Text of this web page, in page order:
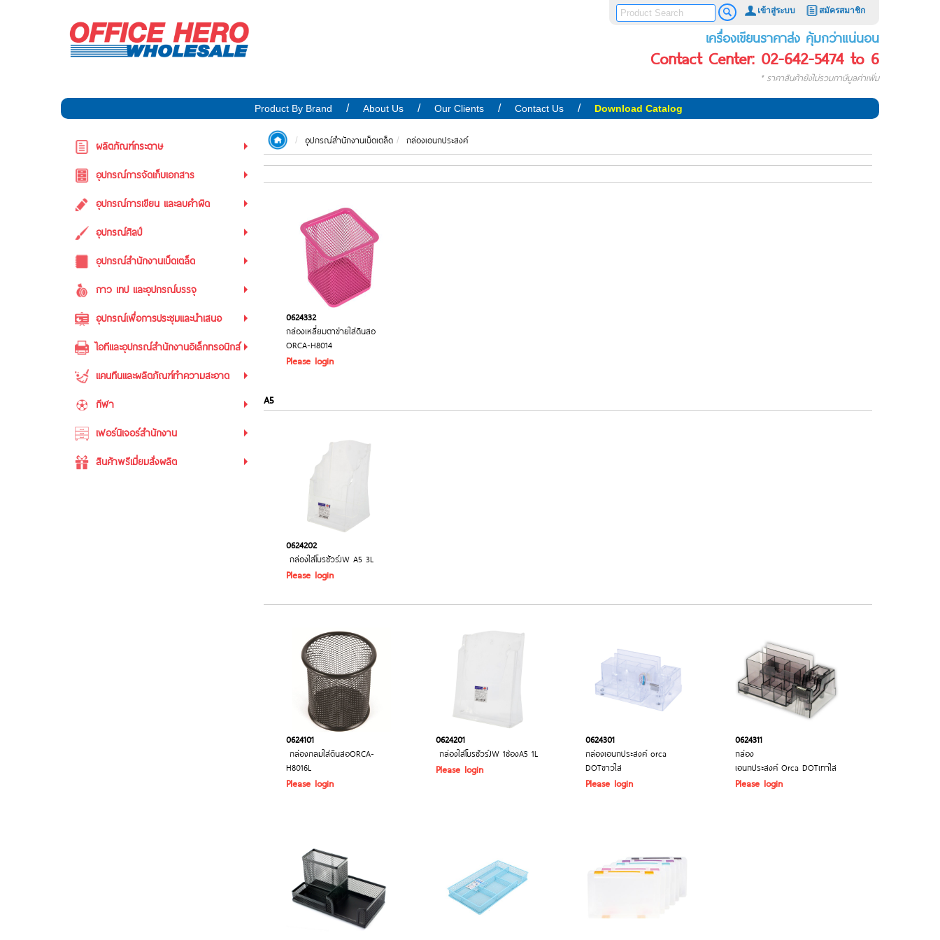
เข้าสู่ระบบ สมัครสมาชิก
เครื่องเขียนราคาส่ง คุ้มกว่าแน่นอน
Contact Center: 02-642-5474 to 6
* ราคาสินค้ายังไม่รวมภาษีมูลค่าเพิ่ม
Product By Brand About Us Our Clients Contact Us Download Catalog
ผลิตภัณฑ์กระดาษ
อุปกรณ์การจัดเก็บเอกสาร
อุปกรณ์การเขียน และลบคำผิด
อุปกรณ์ศิลป์
อุปกรณ์สำนักงานเบ็ดเตล็ด
กาว เทป และอุปกรณ์บรรจุ
อุปกรณ์เพื่อการประชุมและนำเสนอ
ไอทีและอุปกรณ์สำนักงานอิเล็กทรอนิกส์
แคนทีนและผลิตภัณฑ์ทำความสะอาด
กีฬา
เฟอร์นิเจอร์สำนักงาน
สินค้าพรีเมี่ยมสั่งผลิต
อุปกรณ์สำนักงานเบ็ดเตล็ด กล่องเอนกประสงค์
0624332
กล่องเหลี่ยมตาข่ายใส่ดินสอ
ORCA-H8014
Please login
A5
0624202
กล่องใส่โบรชัวร์JW A5 3L
Please login
0624101
กล่องกลมใส่ดินสอORCA-
H8016L
Please login
0624201
กล่องใส่โบรชัวร์JW 1ช่องA5 1L
Please login
0624301
กล่องเอนกประสงค์ orca
DOTขาวใส
Please login
0624311
กล่อง
เอนกประสงค์ Orca DOTเทาใส
Please login